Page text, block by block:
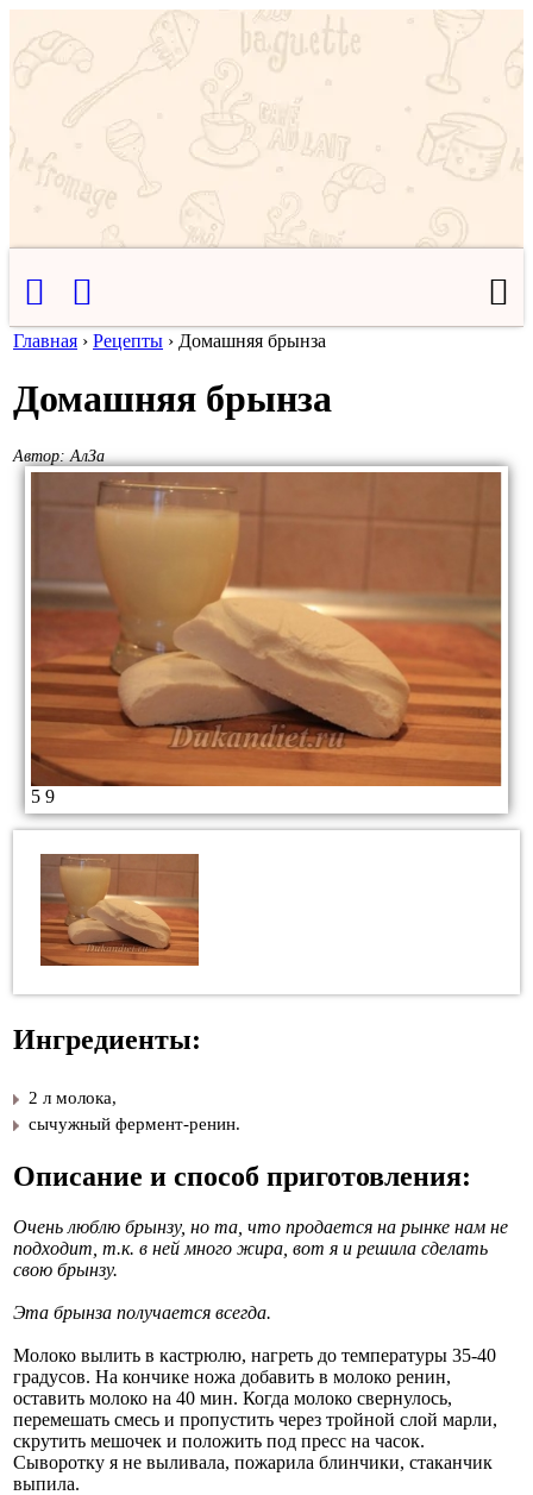
Главная › Рецепты › Домашняя брынза
Домашняя брынза
Автор: АлЗа
5 9
Ингредиенты:
2 л молока,
сычужный фермент-ренин.
Описание и способ приготовления:
Очень люблю брынзу, но та, что продается на рынке нам не
подходит, т.к. в ней много жира, вот я и решила сделать
свою брынзу.
Эта брынза получается всегда.
Молоко вылить в кастрюлю, нагреть до температуры 35-40
градусов. На кончике ножа добавить в молоко ренин,
оставить молоко на 40 мин. Когда молоко свернулось,
перемешать смесь и пропустить через тройной слой марли,
скрутить мешочек и положить под пресс на часок.
Сыворотку я не выливала, пожарила блинчики, стаканчик
выпила.